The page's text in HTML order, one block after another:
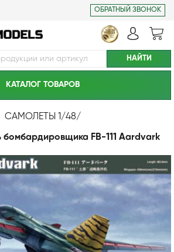
ОБРАТНЫЙ ЗВОНОК
КАТАЛОГ ТОВАРОВ
САМОЛЕТЫ 1/48/
FB-111 Aardvark